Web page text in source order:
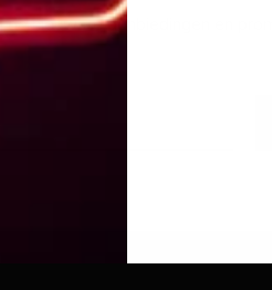
de nieuwste aanbiedingen en